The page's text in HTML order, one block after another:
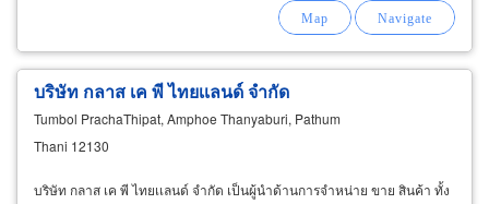
บริษัท กลาส เค พี ไทยเเลนด์ จำกัด
Tumbol PrachaThipat, Amphoe Thanyaburi, Pathum
Thani 12130
บริษัท กลาส เค พี ไทยเเลนด์ จำกัด เป็นผู้นำด้านการจำหน่าย ขาย สินค้า ทั้ง